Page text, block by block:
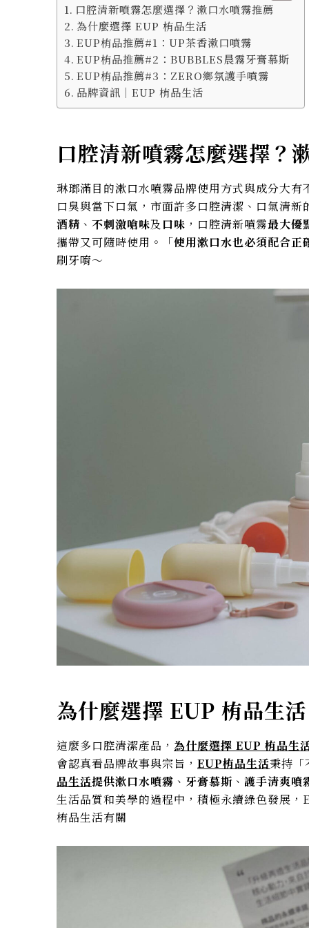
口腔清新噴霧怎麼選擇？漱口水噴霧推薦
為什麼選擇 EUP 栯品生活
EUP栯品推薦#1：UP茶香漱口噴霧
EUP栯品推薦#2：BUBBLES晨霧牙膏慕斯
EUP栯品推薦#3：ZERO鄉氛護手噴霧
品牌資訊｜EUP 栯品生活
口腔清新噴霧怎麼選擇？
琳瑯滿目的漱口水噴霧品牌使用方式與成分大有
口臭與當下口氣，市面許多口腔清潔、口氣清新
酒精 、 不刺激嗆味及 口味 ，口腔清新噴霧最大優
攜帶又可隨時使用。
「使用漱口水也必須配合
刷牙唷～
為什麼選擇 EUP 栯品生活
這麼多口腔清潔產品， 為什麼選擇 EUP 栯品生
會認真看品牌故事與宗旨， EUP栯品生活秉持「
品生活提供漱口水噴霧 、 牙膏慕斯 、 護手清爽噴
生活品質和美學的過程中，積極永續綠色發展
栯品生活有關